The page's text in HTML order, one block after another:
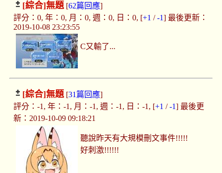
[綜合]無題[62篇回應]
評分：0, 年：0, 月：0, 週：0, 日：0, [+1 /-1] 最後更新：
2019-10-08 23:23:55
C又輸了...
[綜合]無題[31篇回應]
評分：-1, 年：-1, 月：-1, 週：-1, 日：-1, [+1 /-1] 最後更
新：2019-10-09 09:18:21
聽說昨天有大規模刪文事件!!!!!
好刺激!!!!!!